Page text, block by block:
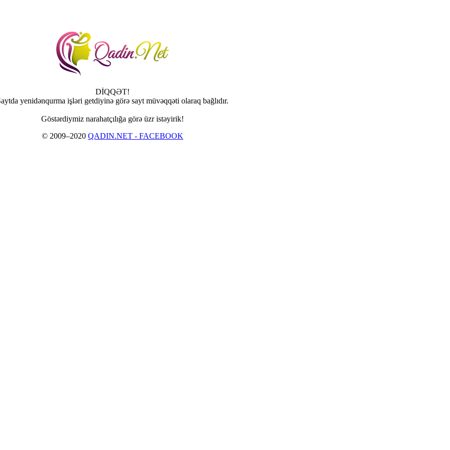
DİQQƏT!
yenidənqurma işləri getdiyinə görə sayt müvəqqəti olaraq bağlıdır.
Göstərdiymiz narahatçılığa görə üzr istəyirik!
© 2009–2020 QADIN.NET - FACEBOOK